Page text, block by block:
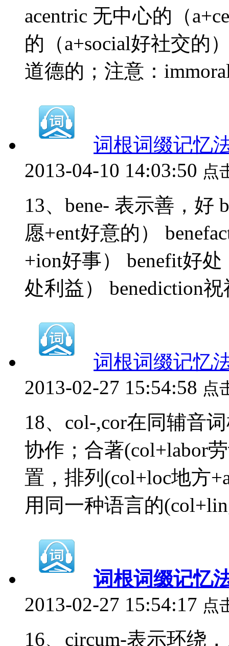
acentric 无中心的（
的（a+social好社交的
道德的；注意：
词根词缀记忆
2013-04-10 14:03:50 点
13、bene- 表示善，好
愿+ent好意的）
+ion好事） benefit好
处利益） benediction
词根词缀记忆
2013-02-27 15:54:58 点
18、col-,cor在同辅音
协作；合著(col+labor
置，排列(col+loc地方
用同一种语言的
词根词缀记忆
2013-02-27 15:54:17 点
16、circum-表示环绕